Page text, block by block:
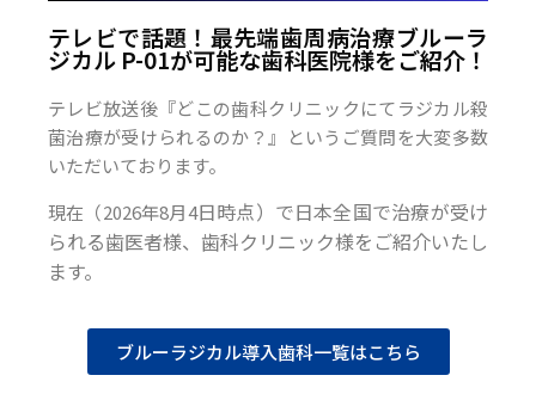
テレビで話題！最先端歯周病治療ブルーラ
ジカル P-01が可能な歯科医院様をご紹介！
テレビ放送後『どこの歯科クリニックにてラジカル殺
菌治療が受けられるのか？』というご質問を大変多数
いただいております。
現在（2026年8月4日時点）で日本全国で治療が受け
られる歯医者様、歯科クリニック様をご紹介いたし
ます。
ブルーラジカル導入歯科一覧はこちら